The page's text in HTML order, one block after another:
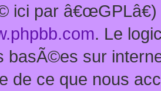
ici par
. Le
basÃ©es sur
de ce que nous